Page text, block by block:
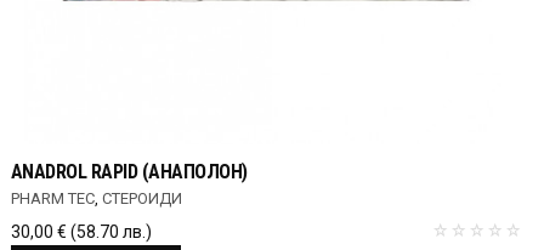
ANADROL RAPID (АНАПОЛОН)
PHARM TEC, СТЕРОИДИ
30,00 € (58.70 лв.)